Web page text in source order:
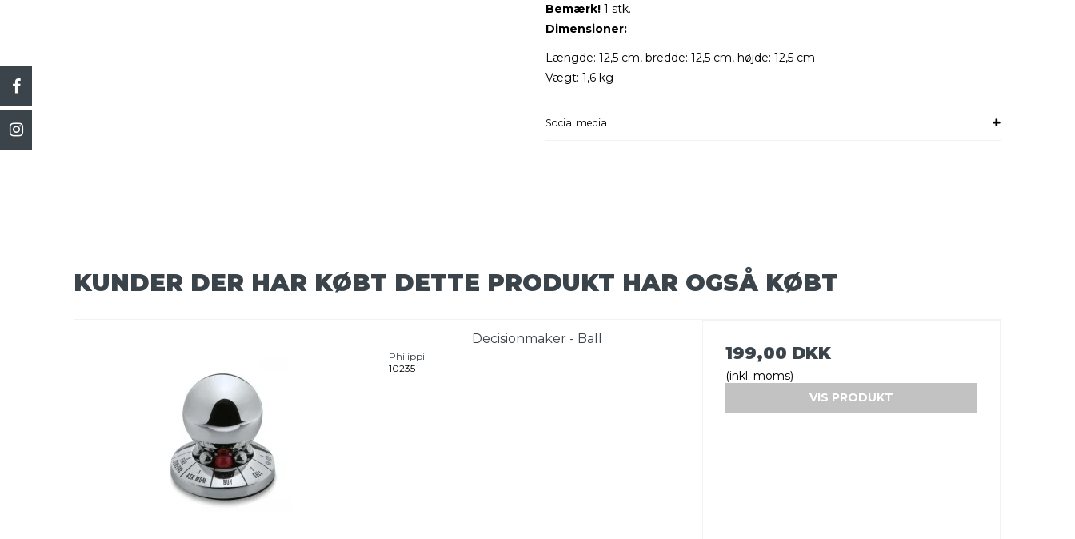
Bemærk! 1 stk.
Dimensioner:
Længde: 12,5 cm, bredde: 12,5 cm, højde: 12,5 cm
Vægt: 1,6 kg
Social media
KUNDER DER HAR KØBT DETTE PRODUKT HAR OGSÅ KØBT
Decisionmaker - Ball
Philippi
10235
199,00 DKK
(inkl. moms)
VIS PRODUKT